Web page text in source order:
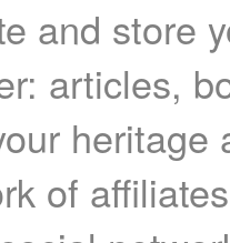
and store
articles,
heritage
of